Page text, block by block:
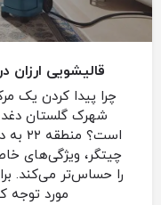
قالیشویی
چرا پیدا کردن یک
شهرک گلستان
چیتگر، ویژگی‌های
مورد توجه کنید: ۱. سرعت